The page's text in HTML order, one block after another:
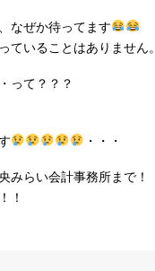
なぜか待ってます
ていることはありません。
って？？？
・・・
みらい会計事務所まで！
！